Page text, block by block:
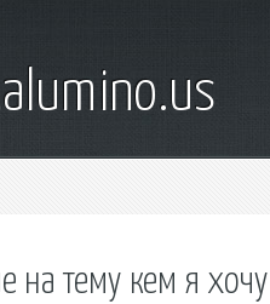
на тему кем я